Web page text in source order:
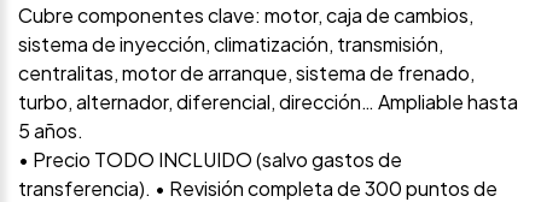
Cubre componentes clave: motor, caja de cambios,
sistema de inyección, climatización, transmisión,
centralitas, motor de arranque, sistema de frenado,
turbo, alternador, diferencial, dirección… Ampliable hasta
5 años.
• Precio TODO INCLUIDO (salvo gastos de
transferencia). • Revisión completa de 300 puntos de